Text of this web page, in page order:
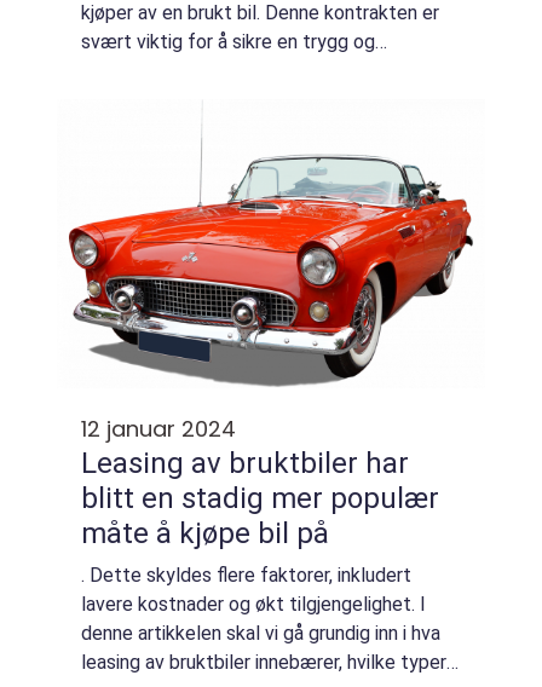
kjøper av en brukt bil. Denne kontrakten er
svært viktig for å sikre en trygg og
12 januar 2024
Leasing av bruktbiler har
blitt en stadig mer populær
måte å kjøpe bil på
. Dette skyldes flere faktorer, inkludert
lavere kostnader og økt tilgjengelighet. I
denne artikkelen skal vi gå grundig inn i hva
leasing av bruktbiler innebærer, hvilke typer